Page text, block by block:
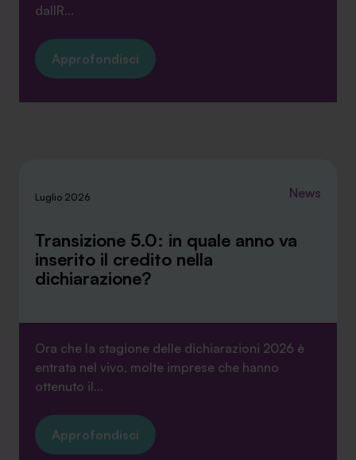
dallR...
Approfondisci
Luglio 2026 News
Transizione 5.0: in quale anno va
inserito il credito nella
dichiarazione?
Ora che la stagione delle dichiarazioni 2026 è
entrata nel vivo, molte imprese che hanno
ottenuto il...
Approfondisci